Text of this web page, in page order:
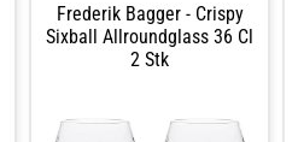
Frederik Bagger - Crispy
Sixball Allroundglass 36 Cl
2 Stk